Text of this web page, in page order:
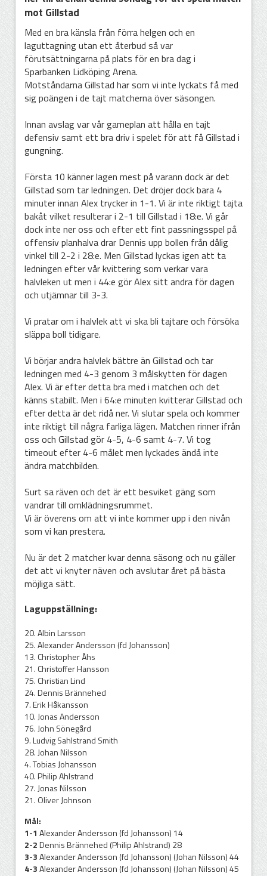
mot Gillstad
Med en bra känsla från förra helgen och en
laguttagning utan ett återbud så var
förutsättningarna på plats för en bra dag i
Sparbanken Lidköping Arena.
Motståndarna Gillstad har som vi inte lyckats få med
sig poängen i de tajt matcherna över säsongen.
Innan avslag var vår gameplan att hålla en tajt
defensiv samt ett bra driv i spelet för att få Gillstad i
gungning.
Första 10 känner lagen mest på varann dock är det
Gillstad som tar ledningen. Det dröjer dock bara 4
minuter innan Alex trycker in 1-1. Vi är inte riktigt tajta
bakåt vilket resulterar i 2-1 till Gillstad i 18:e. Vi går
dock inte ner oss och efter ett fint passningsspel på
offensiv planhalva drar Dennis upp bollen från dålig
vinkel till 2-2 i 28:e. Men Gillstad lyckas igen att ta
ledningen efter vår kvittering som verkar vara
halvleken ut men i 44:e gör Alex sitt andra för dagen
och utjämnar till 3-3.
Vi pratar om i halvlek att vi ska bli tajtare och försöka
släppa boll tidigare.
Vi börjar andra halvlek bättre än Gillstad och tar
ledningen med 4-3 genom 3 målskytten för dagen
Alex. Vi är efter detta bra med i matchen och det
känns stabilt. Men i 64:e minuten kvitterar Gillstad och
efter detta är det ridå ner. Vi slutar spela och kommer
inte riktigt till några farliga lägen. Matchen rinner ifrån
oss och Gillstad gör 4-5, 4-6 samt 4-7. Vi tog
timeout efter 4-6 målet men lyckades ändå inte
ändra matchbilden.
Surt sa räven och det är ett besviket gäng som
vandrar till omklädningsrummet.
Vi är överens om att vi inte kommer upp i den nivån
som vi kan prestera.
Nu är det 2 matcher kvar denna säsong och nu gäller
det att vi knyter näven och avslutar året på bästa
möjliga sätt.
Laguppställning:
20. Albin Larsson
25. Alexander Andersson (fd Johansson)
13. Christopher Åhs
21. Christoffer Hansson
75. Christian Lind
24. Dennis Brännehed
7. Erik Håkansson
10. Jonas Andersson
76. John Sönegård
9. Ludvig Sahlstrand Smith
28. Johan Nilsson
4. Tobias Johansson
40. Philip Ahlstrand
27. Jonas Nilsson
21. Oliver Johnson
Mål:
1-1 Alexander Andersson (fd Johansson) 14
2-2Dennis Brännehed (Philip Ahlstrand) 28
3-3Alexander Andersson (fd Johansson) (Johan Nilsson) 44
4-3Alexander Andersson (fd Johansson) (Johan Nilsson) 45